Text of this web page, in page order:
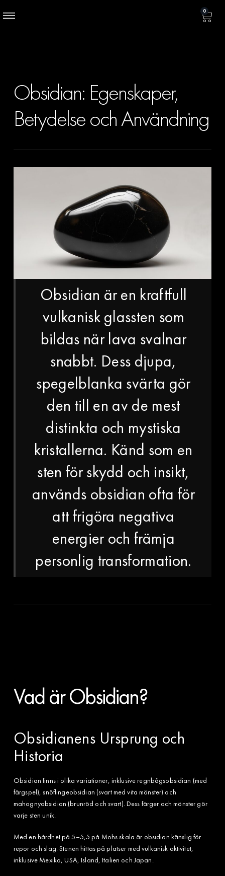
0
Obsidian: Egenskaper,
Betydelse och Användning
Obsidian är en kraftfull
vulkanisk glassten som
bildas när lava svalnar
snabbt. Dess djupa,
spegelblanka svärta gör
den till en av de mest
distinkta och mystiska
kristallerna. Känd som en
sten för skydd och insikt,
används obsidian ofta för
att frigöra negativa
energier och främja
personlig transformation.
Vad är Obsidian?
Obsidianens Ursprung och
Historia
Obsidian finns i olika variationer, inklusive regnbågsobsidian (med
färgspel), snöflingeobsidian (svart med vita mönster) och
mahognyobsidian (brunröd och svart). Dess färger och mönster gör
varje sten unik.
Med en hårdhet på 5–5,5 på Mohs skala är obsidian känslig för
repor och slag. Stenen hittas på platser med vulkanisk aktivitet,
inklusive Mexiko, USA, Island, Italien och Japan.